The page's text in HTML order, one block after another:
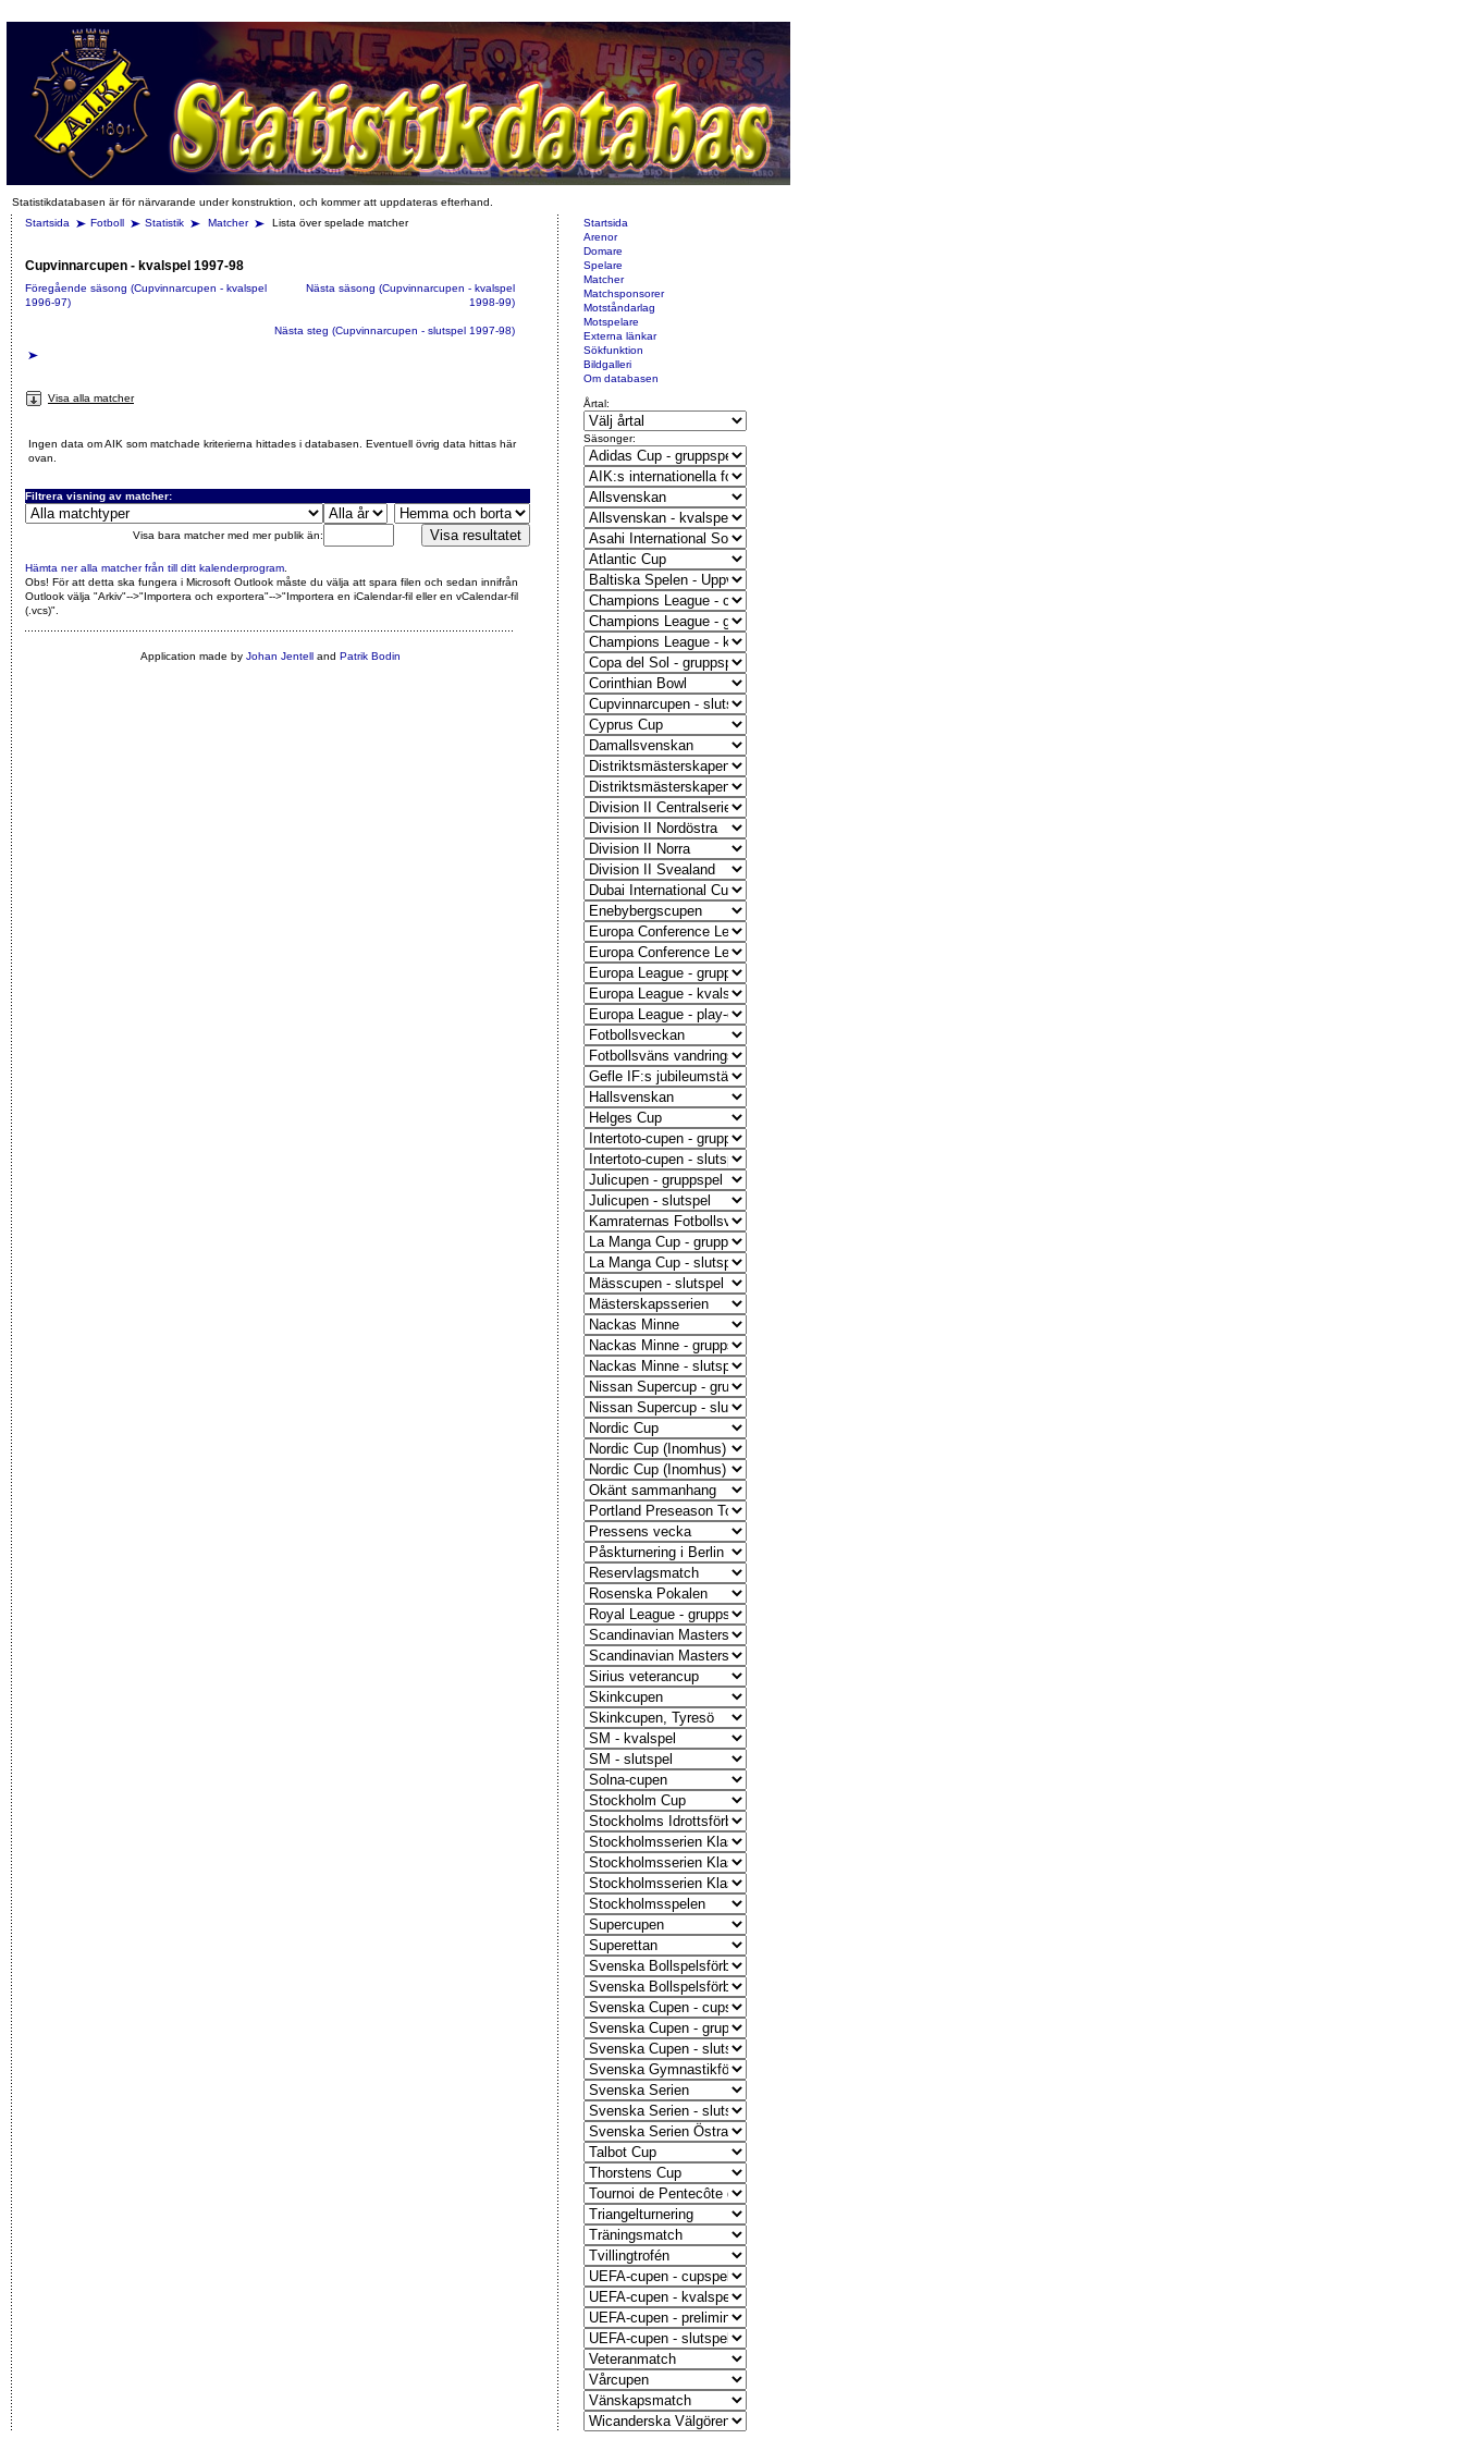
Statistikdatabasen är för närvarande under konstruktion, och kommer att uppdateras efterhand.
Startsida
Fotboll Statistik Matcher Lista över spelade matcher
Cupvinnarcupen - kvalspel 1997-98
Föregående säsong (Cupvinnarcupen - kvalspel
1996-97)
Nästa säsong (Cupvinnarcupen - kvalspel
1998-99)
Nästa steg (Cupvinnarcupen - slutspel 1997-98)
Visa alla matcher
Ingen data om AIK som matchade kriterierna hittades i databasen. Eventuell övrig data hittas här
ovan.
Filtrera visning av matcher:
Visa bara matcher med mer publik än:
Hämta ner alla matcher från till ditt kalenderprogram
Obs! För att detta ska fungera i Microsoft Outlook måste du välja att spara filen och sedan innifrån
Outlook välja "Arkiv"-->"Importera och exportera"-->"Importera en iCalendar-fil eller en vCalendar-fil
(.vcs)"
Application made by Johan Jentelland Patrik Bodin
Startsida
Arenor
Domare
Spelare
Matcher
Matchsponsorer
Motståndarlag
Motspelare
Externa länkar
Sökfunktion
Bildgalleri
Om databasen
Årtal:
Säsonger: